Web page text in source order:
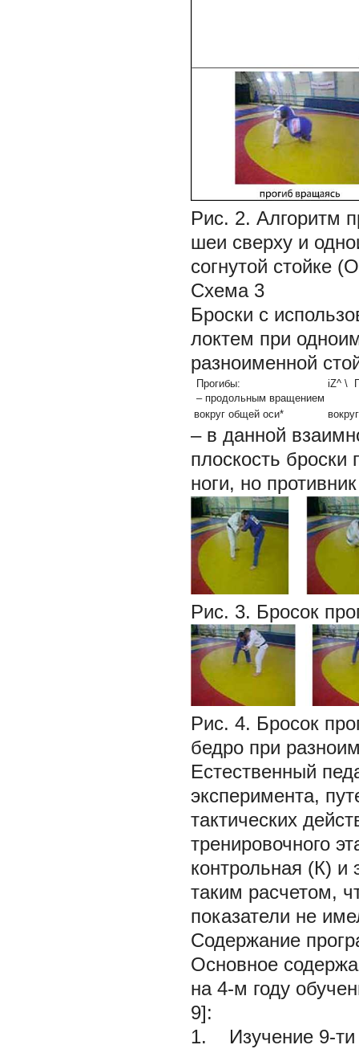
Рис. 2. Алгоритм
шеи сверху и
согнутой стойке
Схема 3
Броски с
локтем при
разноименной
Прогибы:
– продольным вращением
iZ^ \
вокруг общей оси*
– в данной
плоскость броски
ноги, но
Рис. 3. Бросок
Рис. 4. Бросок
бедро при
Естественный
эксперимента,
тактических
тренировочного
контрольная (К) и
таким расчетом,
показатели не
Содержание
Основное
на 4-м году
9]:
1. Изучение 9-ти